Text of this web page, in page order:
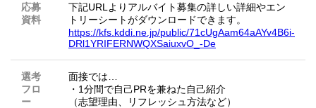
応募
資料
下記URLよりアルバイト募集の詳しい詳細やエン
トリーシートがダウンロードできます。
https://kfs.kddi.ne.jp/public/71cUgAam64aAYv4B6i-
DRl1YRIFERNWQXSaiuxvO_-De
選考
フロ
ー
面接では…
・1分間で自己PRを兼ねた自己紹介
（志望理由、リフレッシュ方法など）